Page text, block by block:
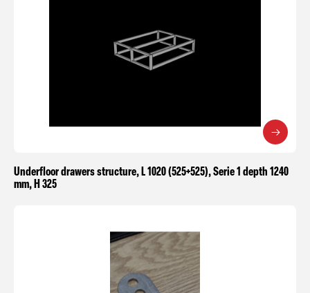
Underfloor drawers structure, L 1020 (525+525), Serie 1 depth 1240
mm, H 325